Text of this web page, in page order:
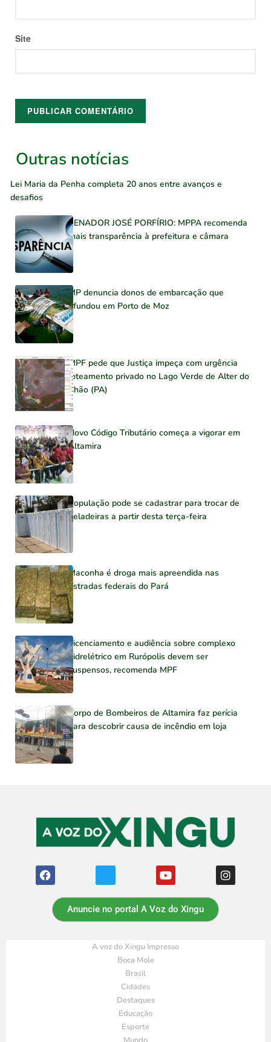
Site
Outras notícias
Lei Maria da Penha completa 20 anos entre avanços e
desafios
SENADOR JOSÉ PORFÍRIO: MPPA recomenda
mais transparência à prefeitura e câmara
MP denuncia donos de embarcação que
afundou em Porto de Moz
MPF pede que Justiça impeça com urgência
loteamento privado no Lago Verde de Alter do
Chão (PA)
Novo Código Tributário começa a vigorar em
Altamira
População pode se cadastrar para trocar de
geladeiras a partir desta terça-feira
Maconha é droga mais apreendida nas
estradas federais do Pará
Licenciamento e audiência sobre complexo
hidrelétrico em Rurópolis devem ser
suspensos, recomenda MPF
Corpo de Bombeiros de Altamira faz perícia
para descobrir causa de incêndio em loja
Anuncie no portal A Voz do Xingu
A voz do Xingu Impresso
Boca Mole
Brasil
Cidades
Destaques
Educação
Esporte